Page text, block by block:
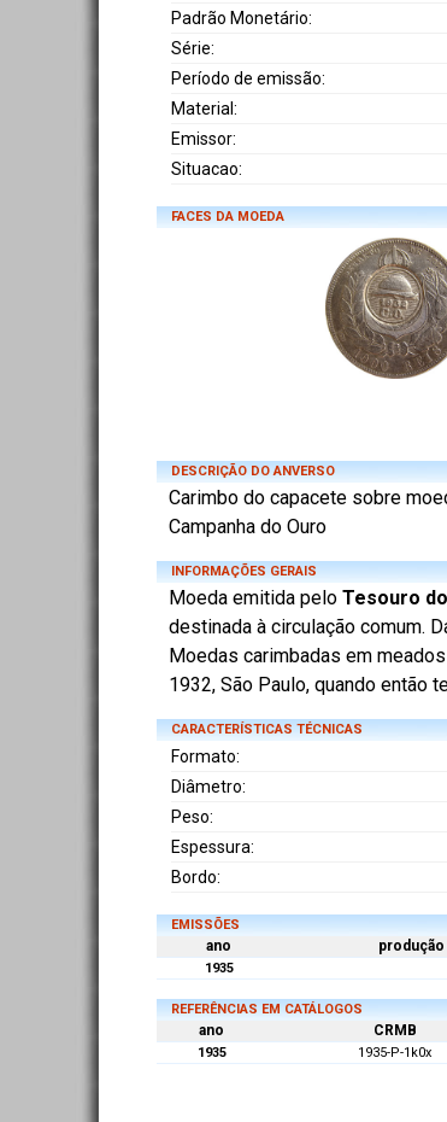
Padrão Monetário:
Série:
Período de emissão:
Material:
Emissor:
Situacao:
FACES DA MOEDA
DESCRIÇÃO DO ANVERSO
Carimbo do capacete sobre
Campanha do Ouro
INFORMAÇÕES GERAIS
Moeda emitida pelo Tesouro
destinada à circulação comum.
Moedas carimbadas em
1932, São Paulo, quando então
CARACTERÍSTICAS TÉCNICAS
Formato:
Diâmetro:
Peso:
Espessura:
Bordo:
EMISSÕES
ano produção
1935
REFERÊNCIAS EM CATÁLOGOS
ano CRMB
1935 1935-P-1k0x